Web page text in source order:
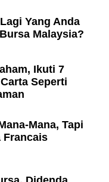
Yang Anda
Malaysia?
Ikuti 7
Seperti
Mana, Tapi
Francais